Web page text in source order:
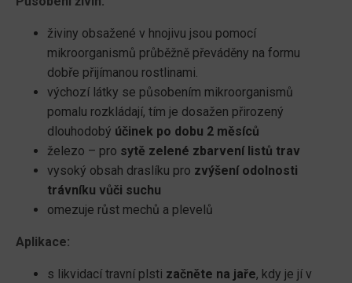
živiny obsažené v hnojivu jsou pomocí
mikroorganismů průběžně převáděny na formu
dobře přijímanou rostlinami.
výchozí látky se působením mikroorganismů
pomalu rozkládají, tím je dosažen přirozený
dlouhodobý účinek po dobu 2 měsíců
železo – pro sytě zelené zbarvení listů trav
vysoký obsah draslíku pro zvýšení odolnosti
trávníku vůči suchu
omezuje růst mechů a plevelů
Aplikace:
s likvidací travní plsti začněte na jaře, kdy je jí v